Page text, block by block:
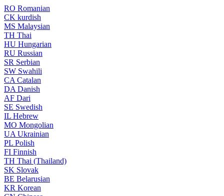
RO Romanian
CK kurdish
MS Malaysian
TH Thai
HU Hungarian
RU Russian
SR Serbian
SW Swahili
CA Catalan
DA Danish
AF Dari
SE Swedish
IL Hebrew
MO Mongolian
UA Ukrainian
PL Polish
FI Finnish
TH Thai (Thailand)
SK Slovak
BE Belarusian
KR Korean